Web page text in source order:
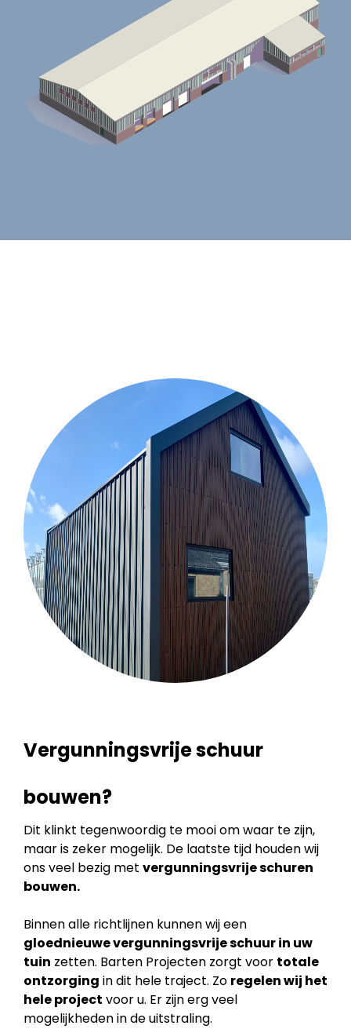
Vergunningsvrije schuur
bouwen?
Dit klinkt tegenwoordig te mooi om waar te zijn,
maar is zeker mogelijk. De laatste tijd houden wij
ons veel bezig met vergunningsvrije schuren
bouwen.
Binnen alle richtlijnen kunnen wij een
gloednieuwe vergunningsvrije schuur in uw
tuin zetten. Barten Projecten zorgt voor totale
ontzorging in dit hele traject. Zo regelen wij het
hele project voor u. Er zijn erg veel
mogelijkheden in de uitstraling.